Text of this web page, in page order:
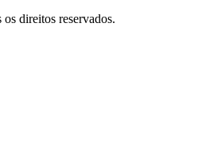
direitos reservados.